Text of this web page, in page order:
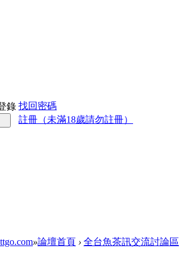
錄 找回密碼
註冊（未滿18歲請勿註冊）
»論壇首頁 › 全台魚茶訊交流討論區